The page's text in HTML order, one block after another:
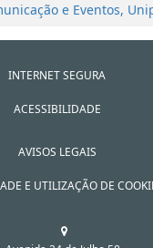
e Eventos,
INTERNET SEGURA
ACESSIBILIDADE
AVISOS LEGAIS
E UTILIZAÇÃO DE